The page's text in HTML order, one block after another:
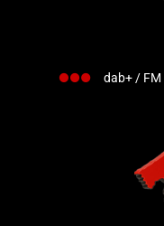
dab+ / FM